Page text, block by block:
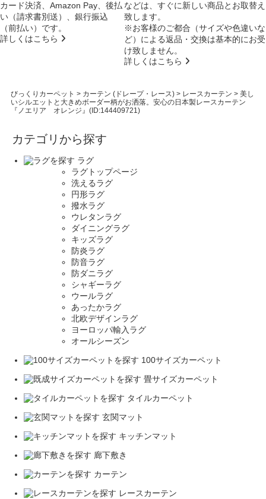
カード決済、Amazon Pay、後払
い（請求書別送）、銀行振込
（前払い）です。
詳しくはこちら
などは、すぐに新しい商品とお取替え
致します。
※お客様のご都合（サイズや色違いな
ど）による返品・交換は基本的にお受
け致しません。
詳しくはこちら
びっくりカーペット > カーテン (ドレープ・レース)> レースカーテン > 美し
いシルエットと大きめボーダー柄がお洒落。安心の日本製レースカーテン
『ノエリア オレンジ』(ID:144409721)
カテゴリから探す
ラグ
ラグトップページ
洗えるラグ
円形ラグ
撥水ラグ
ウレタンラグ
ダイニングラグ
キッズラグ
防炎ラグ
防音ラグ
防ダニラグ
シャギーラグ
ウールラグ
あったかラグ
北欧デザインラグ
ヨーロッパ輸入ラグ
オールシーズン
100サイズカーペット
畳サイズカーペット
タイルカーペット
玄関マット
キッチンマット
廊下敷き
カーテン
レースカーテン